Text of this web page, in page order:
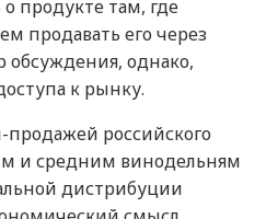
продукте там, где
продавать его через
обсуждения, однако,
к рынку.
российского
и средним винодельням
дистрибуции